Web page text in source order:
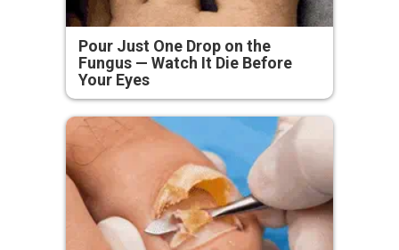
Pour Just One Drop on the
Fungus — Watch It Die Before
Your Eyes